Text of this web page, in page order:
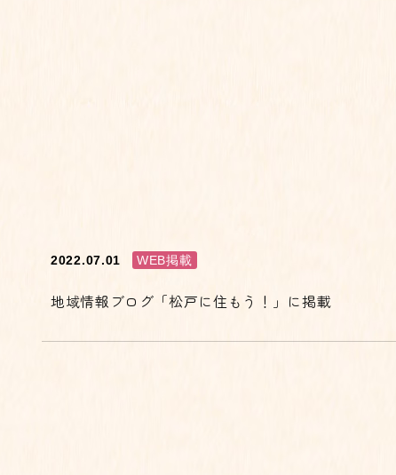
2022.07.01 WEB掲載
地域情報ブログ「松戸に住もう！」に掲載